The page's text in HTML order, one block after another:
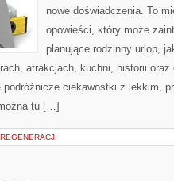
nowe doświadczenia. To
opowieści, który może
planujące rodzinny urlop,
atrakcjach, kuchni, historii
podróżnicze ciekawostki z lekkim,
tu […]